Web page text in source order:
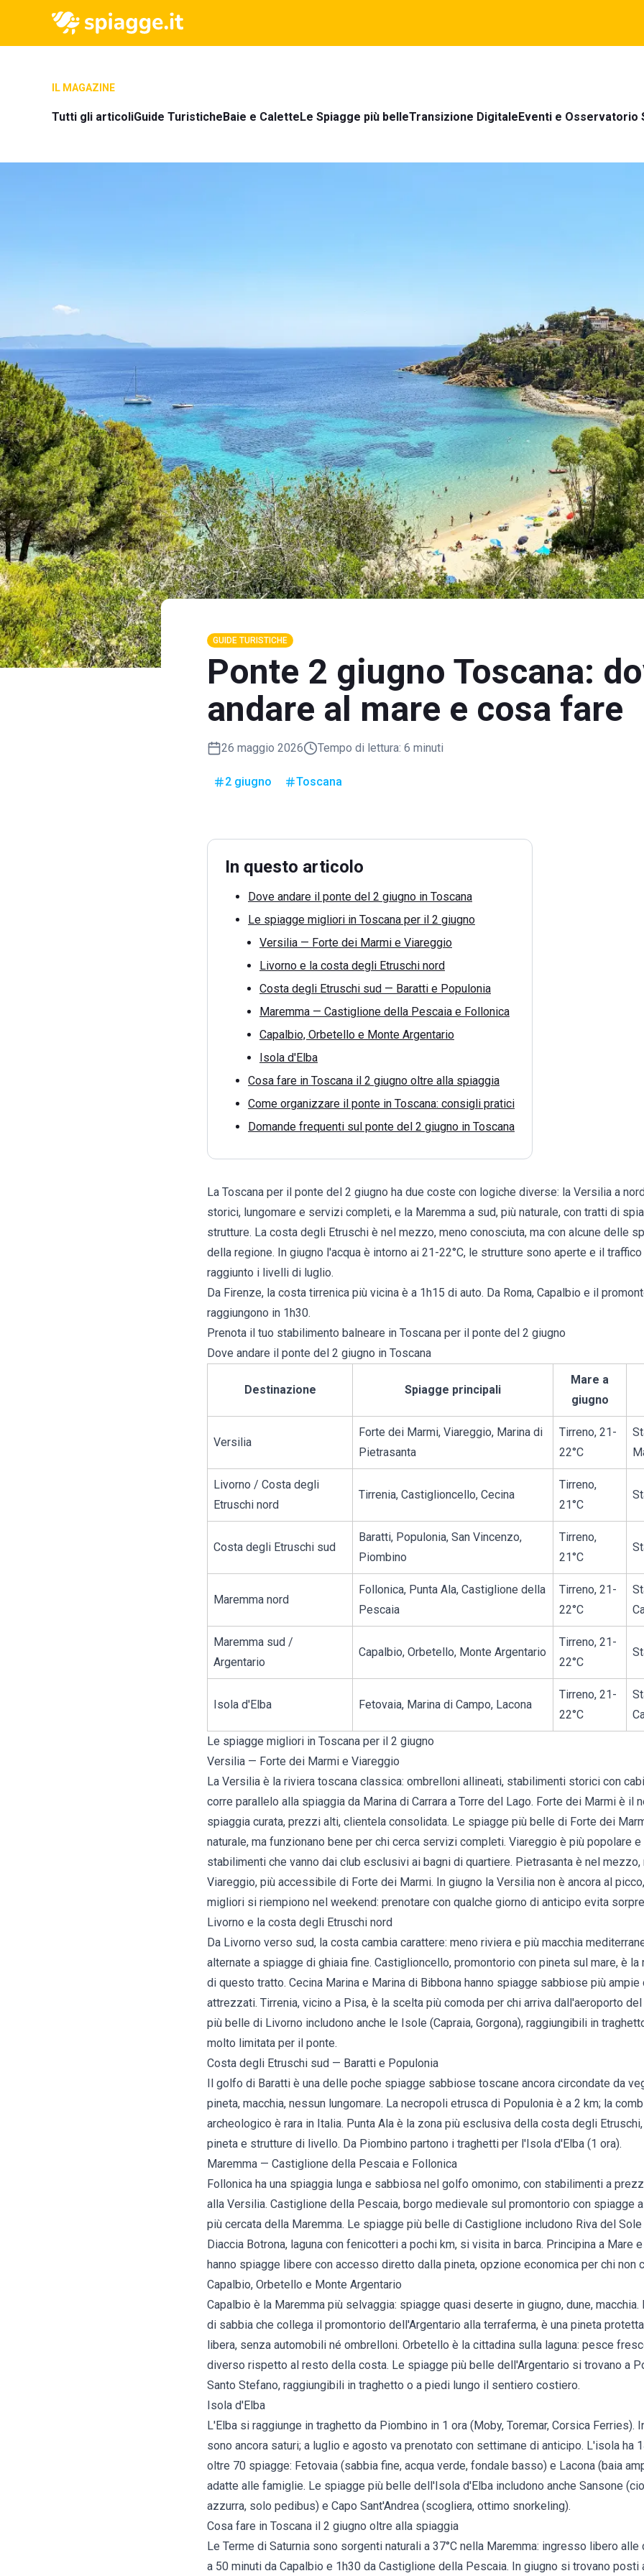
IL MAGAZINE
Tutti gli articoliGuide TuristicheBaie e CaletteLe Spiagge più belleTransizione DigitaleEventi e Osservatorio
GUIDE TURISTICHE
Ponte 2 giugno Toscana:
andare al mare e cosa fare
26 maggio 2026 Tempo di lettura: 6 minuti
2 giugno Toscana
In questo articolo
Dove andare il ponte del 2 giugno in Toscana
Le spiagge migliori in Toscana per il 2 giugno
Versilia — Forte dei Marmi e Viareggio
Livorno e la costa degli Etruschi nord
Costa degli Etruschi sud — Baratti e Populonia
Maremma — Castiglione della Pescaia e Follonica
Capalbio, Orbetello e Monte Argentario
Isola d'Elba
Cosa fare in Toscana il 2 giugno oltre alla spiaggia
Come organizzare il ponte in Toscana: consigli pratici
Domande frequenti sul ponte del 2 giugno in Toscana
La Toscana per il ponte del 2 giugno ha due coste con logiche diverse: la Versilia a
storici, lungomare e servizi completi, e la Maremma a sud, più naturale, con tratti di
strutture. La costa degli Etruschi è nel mezzo, meno conosciuta, ma con alcune delle
della regione. In giugno l'acqua è intorno ai 21-22°C, le strutture sono aperte e il traffico
raggiunto i livelli di luglio.
Da Firenze, la costa tirrenica più vicina è a 1h15 di auto. Da Roma, Capalbio e il
raggiungono in 1h30.
Prenota il tuo stabilimento balneare in Toscana per il ponte del 2 giugno
Dove andare il ponte del 2 giugno in Toscana
Destinazione Spiagge principali
Mare a
giugno
Versilia
Forte dei Marmi, Viareggio, Marina di
Pietrasanta
Tirreno, 21-
22°C
Livorno / Costa degli
Etruschi nord
Tirrenia, Castiglioncello, Cecina
Tirreno,
21°C
Costa degli Etruschi sud
Baratti, Populonia, San Vincenzo,
Piombino
Tirreno,
21°C
Maremma nord
Follonica, Punta Ala, Castiglione della
Pescaia
Tirreno, 21-
22°C
Maremma sud /
Argentario
Capalbio, Orbetello, Monte Argentario
Tirreno, 21-
22°C
Isola d'Elba Fetovaia, Marina di Campo, Lacona
Tirreno, 21-
22°C
Le spiagge migliori in Toscana per il 2 giugno
Versilia — Forte dei Marmi e Viareggio
La Versilia è la riviera toscana classica: ombrelloni allineati, stabilimenti storici con
corre parallelo alla spiaggia da Marina di Carrara a Torre del Lago. Forte dei Marmi è il
spiaggia curata, prezzi alti, clientela consolidata. Le spiagge più belle di Forte dei
naturale, ma funzionano bene per chi cerca servizi completi. Viareggio è più popolare e
stabilimenti che vanno dai club esclusivi ai bagni di quartiere. Pietrasanta è nel mezzo,
Viareggio, più accessibile di Forte dei Marmi. In giugno la Versilia non è ancora al
migliori si riempiono nel weekend: prenotare con qualche giorno di anticipo evita
Livorno e la costa degli Etruschi nord
Da Livorno verso sud, la costa cambia carattere: meno riviera e più macchia
alternate a spiagge di ghiaia fine. Castiglioncello, promontorio con pineta sul mare, è
di questo tratto. Cecina Marina e Marina di Bibbona hanno spiagge sabbiose più
attrezzati. Tirrenia, vicino a Pisa, è la scelta più comoda per chi arriva dall'aeroporto
più belle di Livorno includono anche le Isole (Capraia, Gorgona), raggiungibili in
molto limitata per il ponte.
Costa degli Etruschi sud — Baratti e Populonia
Il golfo di Baratti è una delle poche spiagge sabbiose toscane ancora circondate da
pineta, macchia, nessun lungomare. La necropoli etrusca di Populonia è a 2 km; la
archeologico è rara in Italia. Punta Ala è la zona più esclusiva della costa degli
pineta e strutture di livello. Da Piombino partono i traghetti per l'Isola d'Elba (1 ora).
Maremma — Castiglione della Pescaia e Follonica
Follonica ha una spiaggia lunga e sabbiosa nel golfo omonimo, con stabilimenti a
alla Versilia. Castiglione della Pescaia, borgo medievale sul promontorio con spiagge
più cercata della Maremma. Le spiagge più belle di Castiglione includono Riva del
Diaccia Botrona, laguna con fenicotteri a pochi km, si visita in barca. Principina a Mare
hanno spiagge libere con accesso diretto dalla pineta, opzione economica per chi non
Capalbio, Orbetello e Monte Argentario
Capalbio è la Maremma più selvaggia: spiagge quasi deserte in giugno, dune,
di sabbia che collega il promontorio dell'Argentario alla terraferma, è una pineta
libera, senza automobili né ombrelloni. Orbetello è la cittadina sulla laguna: pesce
diverso rispetto al resto della costa. Le spiagge più belle dell'Argentario si trovano a
Santo Stefano, raggiungibili in traghetto o a piedi lungo il sentiero costiero.
Isola d'Elba
L'Elba si raggiunge in traghetto da Piombino in 1 ora (Moby, Toremar, Corsica Ferries).
sono ancora saturi; a luglio e agosto va prenotato con settimane di anticipo. L'isola ha
oltre 70 spiagge: Fetovaia (sabbia fine, acqua verde, fondale basso) e Lacona (baia
adatte alle famiglie. Le spiagge più belle dell'Isola d'Elba includono anche Sansone
azzurra, solo pedibus) e Capo Sant'Andrea (scogliera, ottimo snorkeling).
Cosa fare in Toscana il 2 giugno oltre alla spiaggia
Le Terme di Saturnia sono sorgenti naturali a 37°C nella Maremma: ingresso libero
a 50 minuti da Capalbio e 1h30 da Castiglione della Pescaia. In giugno si trovano posti